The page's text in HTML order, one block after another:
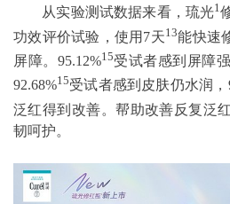
从实验测试数据来看，琉光1
功效评价试验，使用7天13能快速
屏障。95.12%15受试者感到屏障
92.68%15受试者感到皮肤仍水润，
泛红得到改善。帮助改善反复泛
韧呵护。